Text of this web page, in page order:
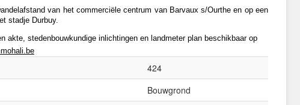
van het commerciële centrum van Barvaux s/Ourthe en op een
stadje Durbuy.
akte, stedenbouwkundige inlichtingen en landmeter plan beschikbaar op
424
Bouwgrond